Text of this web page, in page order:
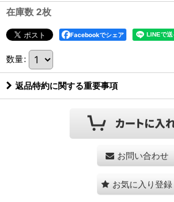
在庫数 2枚
Facebookでシェア
数量:
返品特約に関する重要事項
お問い合わせ
お気に入り登録